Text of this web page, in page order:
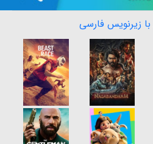
با زیرنویس فارسی